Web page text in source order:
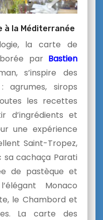
à la Méditerranée
la carte de
par Bastien
s’inspire des
sirops
les recettes
d’ingrédients et
une expérience
Saint-Tropez,
sa cachaça Parati
de pastèque et
Monaco
le Chambord et
La carte des